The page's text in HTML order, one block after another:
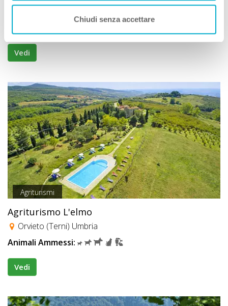
Chiudi senza accettare
Vedi
Agriturismi
Agriturismo L'elmo
Orvieto (Terni) Umbria
Animali Ammessi:
Vedi